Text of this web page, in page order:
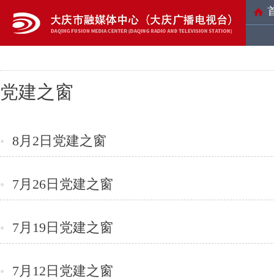
党建之窗
● 8月2日党建之窗
● 7月26日党建之窗
● 7月19日党建之窗
● 7月12日党建之窗